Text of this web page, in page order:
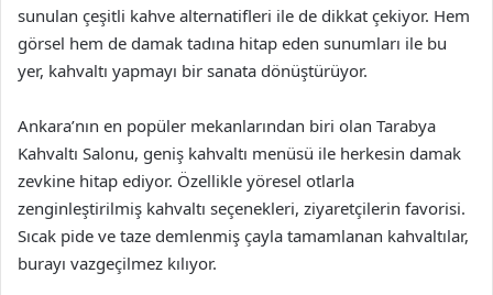
sunulan çeşitli kahve alternatifleri ile de dikkat çekiyor. Hem
görsel hem de damak tadına hitap eden sunumları ile bu
yer, kahvaltı yapmayı bir sanata dönüştürüyor.
Ankara’nın en popüler mekanlarından biri olan Tarabya
Kahvaltı Salonu, geniş kahvaltı menüsü ile herkesin damak
zevkine hitap ediyor. Özellikle yöresel otlarla
zenginleştirilmiş kahvaltı seçenekleri, ziyaretçilerin favorisi.
Sıcak pide ve taze demlenmiş çayla tamamlanan kahvaltılar,
burayı vazgeçilmez kılıyor.